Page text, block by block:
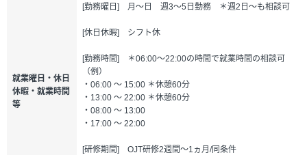
就業曜日・休日
休暇・就業時間
等
[勤務曜日] 月～日 週3～5日勤務 ＊週2日～も相談可
[休日休暇] シフト休
[勤務時間] ＊06:00～22:00の時間で就業時間の相談可
（例）
・06:00 ～ 15:00 ＊休憩60分
・13:00 ～ 22:00 ＊休憩60分
・08:00 ～ 13:00
・17:00 ～ 22:00
[研修期間] OJT研修2週間～1ヵ月/同条件